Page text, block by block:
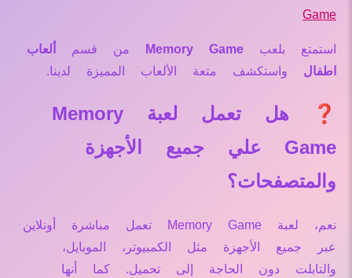
Game
استمتع بلعب Memory Game من قسم
ألعاب
اطفال واستكشف متعة الألعاب المميزة لدينا.
❓ هل تعمل لعبة Memory
Game علي جميع الأجهزة
والمتصفحات؟
نعم، لعبة Memory Game تعمل مباشرة أونلاين
عبر جميع الأجهزة مثل الكمبيوتر، الموبايل،
والتابلت دون الحاجة إلى تحميل. كما أنها